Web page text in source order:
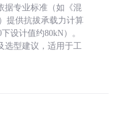
据专业标准（如《混
提供抗拔承载力计算
设计值约80kN）。
选型建议，适用于工